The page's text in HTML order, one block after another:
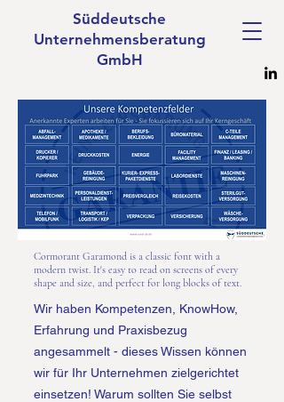
Süddeutsche
Unternehmensberatung
GmbH
Cormorant Garamond is a classic font with a
modern twist. It's easy to read on screens of every
shape and size, and perfect for long blocks of text.
Wir haben Kompetenzen, KnowHow,
Erfahrung und Praxisbezug
angesammelt - dieses Wissen können
wir für Ihr Unternehmen zielgerichtet
einsetzen! Warum sollten Sie selbst